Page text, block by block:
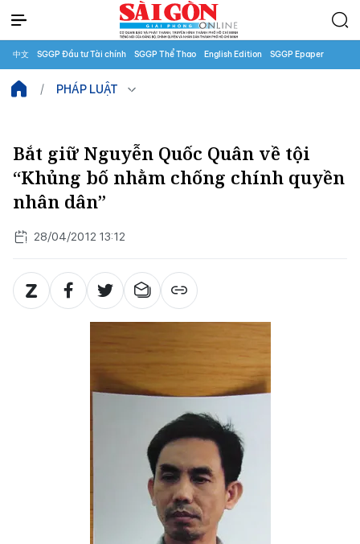
中文 SGGP Đầu tư Tài chính SGGP Thể Thao English Edition SGGP Epaper
PHÁP LUẬT
Bắt giữ Nguyễn Quốc Quân về tội
“Khủng bố nhằm chống chính quyền
nhân dân”
28/04/2012 13:12